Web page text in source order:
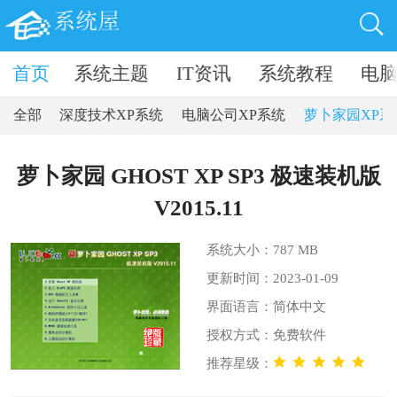
软件 系统主题 IT资讯 系统教程 电
首页
全部 深度技术XP系统 电脑公司XP系统 萝卜家园XP系
萝卜家园 GHOST XP SP3 极速装机版
V2015.11
系统大小：787 MB
更新时间：2023-01-09
界面语言：简体中文
授权方式：免费软件
推荐星级：